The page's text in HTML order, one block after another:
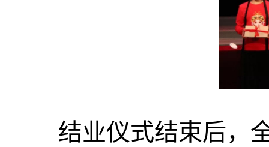
结业仪式结束后，